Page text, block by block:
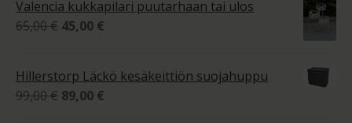
39,00 €
Valencia kukkapilari puutarhaan tai ulos
65,00€ Alkuperäinen
65,00 €.
45,00 €
45,00 €.
Hillerstorp Läckö kesäkeittiön suojahuppu
99,00€ Alkuperäinen
89,00 €